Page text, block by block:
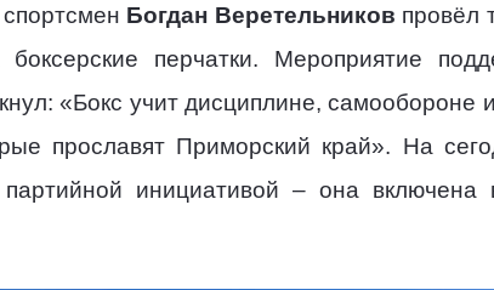
Богдан Веретельников провёл
перчатки. Мероприятие
«Бокс учит дисциплине,
прославят Приморский край». На
инициативой – она включена